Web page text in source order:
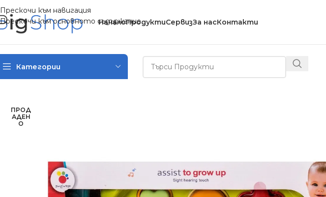
Прескочи към навигация
Прескочи към основното съдържание
НачалоПродуктиСервизЗа насКонтакти
Категории
ПРОД
АДЕН
О